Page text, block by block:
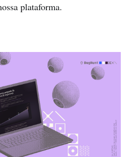
plataforma.